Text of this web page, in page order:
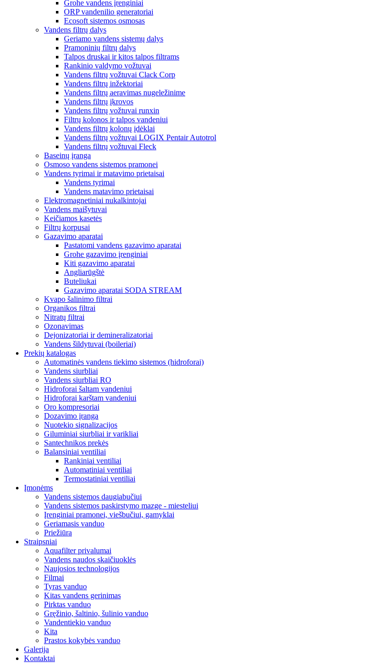
Grohe vandens įrenginiai
ORP vandenilio generatoriai
Ecosoft sistemos osmosas
Vandens filtrų dalys
Geriamo vandens sistemų dalys
Pramoninių filtrų dalys
Talpos druskai ir kitos talpos filtrams
Rankinio valdymo vožtuvai
Vandens filtrų vožtuvai Clack Corp
Vandens filtrų inžektoriai
Vandens filtrų aeravimas nugeležinime
Vandens filtrų įkrovos
Vandens filtrų vožtuvai runxin
Filtrų kolonos ir talpos vandeniui
Vandens filtrų kolonų įdėklai
Vandens filtrų vožtuvai LOGIX Pentair Autotrol
Vandens filtrų vožtuvai Fleck
Baseinų įranga
Osmoso vandens sistemos pramonei
Vandens tyrimai ir matavimo prietaisai
Vandens tyrimai
Vandens matavimo prietaisai
Elektromagnetiniai nukalkintojai
Vandens maišytuvai
Keičiamos kasetės
Filtrų korpusai
Gazavimo aparatai
Pastatomi vandens gazavimo aparatai
Grohe gazavimo įrenginiai
Kiti gazavimo aparatai
Angliarūgštė
Buteliukai
Gazavimo aparatai SODA STREAM
Kvapo šalinimo filtrai
Organikos filtrai
Nitratų filtrai
Ozonavimas
Dejonizatoriai ir demineralizatoriai
Vandens šildytuvai (boileriai)
Prekių katalogas
Automatinės vandens tiekimo sistemos (hidroforai)
Vandens siurbliai
Vandens siurbliai RO
Hidroforai šaltam vandeniui
Hidroforai karštam vandeniui
Oro kompresoriai
Dozavimo įranga
Nuotekio signalizacijos
Giluminiai siurbliai ir varikliai
Santechnikos prekės
Balansiniai ventiliai
Rankiniai ventiliai
Automatiniai ventiliai
Termostatiniai ventiliai
Įmonėms
Vandens sistemos daugiabučiui
Vandens sistemos paskirstymo mazge - miesteliui
Įrenginiai pramonei, viešbučiui, gamyklai
Geriamasis vanduo
Priežiūra
Straipsniai
Aquafilter privalumai
Vandens naudos skaičiuoklės
Naujosios technologijos
Filmai
Tyras vanduo
Kitas vandens gerinimas
Pirktas vanduo
Gręžinio, šaltinio, šulinio vanduo
Vandentiekio vanduo
Kita
Prastos kokybės vanduo
Galerija
Kontaktai